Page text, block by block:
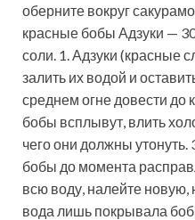
оберните вокруг
красные бобы Адзуки —
соли. 1. Адзуки (красные
залить их водой и
среднем огне довести до
бобы всплывут, влить
чего они должны
бобы до момента
всю воду, налейте новую,
вода лишь покрывала